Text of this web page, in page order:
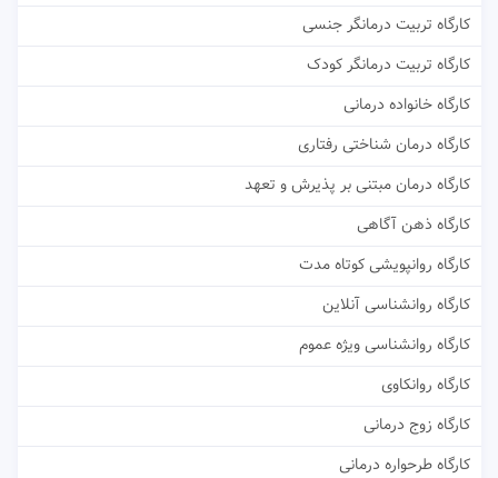
کارگاه تربیت درمانگر جنسی
کارگاه تربیت درمانگر کودک
کارگاه خانواده درمانی
کارگاه درمان شناختی رفتاری
کارگاه درمان مبتنی بر پذیرش و تعهد
کارگاه ذهن آگاهی
کارگاه روانپویشی کوتاه مدت
کارگاه روانشناسی آنلاین
کارگاه روانشناسی ویژه عموم
کارگاه روانکاوی
کارگاه زوج درمانی
کارگاه طرحواره درمانی